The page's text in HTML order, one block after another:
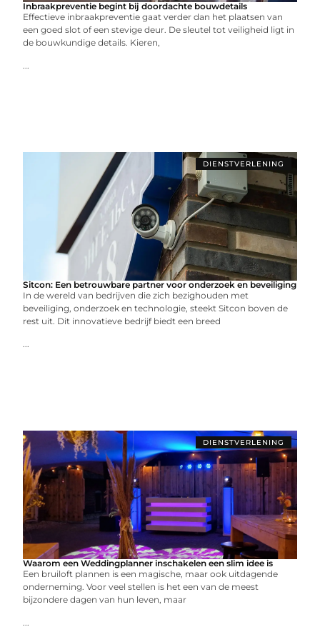
Inbraakpreventie begint bij doordachte bouwdetails
Effectieve inbraakpreventie gaat verder dan het plaatsen van
een goed slot of een stevige deur. De sleutel tot veiligheid ligt in
de bouwkundige details. Kieren,
...
DIENSTVERLENING
Sitcon: Een betrouwbare partner voor onderzoek en beveiliging
In de wereld van bedrijven die zich bezighouden met
beveiliging, onderzoek en technologie, steekt Sitcon boven de
rest uit. Dit innovatieve bedrijf biedt een breed
...
DIENSTVERLENING
Waarom een Weddingplanner inschakelen een slim idee is
Een bruiloft plannen is een magische, maar ook uitdagende
onderneming. Voor veel stellen is het een van de meest
bijzondere dagen van hun leven, maar
...